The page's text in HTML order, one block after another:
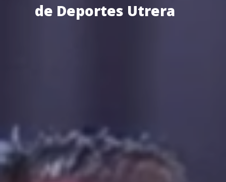
de Deportes Utrera